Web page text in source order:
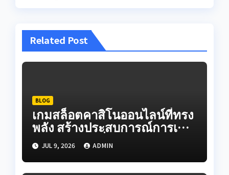
Related Post
BLOG
เกมสล็อตคาสิโนออนไลน์ที่ทรง
พลัง สร้างประสบการณ์การเดิน
ทางออนไลน์ที่สมจริงผ่านระบบ
เกมวิดีโอที่สร้างสรรค์ใน
ปัจจุบัน
JUL 9, 2026 ADMIN